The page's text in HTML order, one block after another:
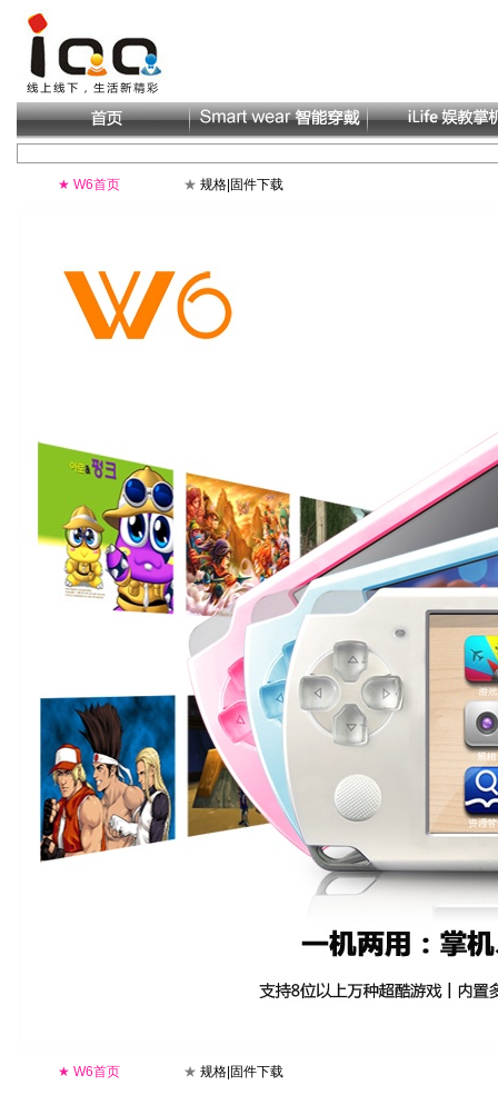
★ W6首页 ★ 规格|固件下载
★ W6首页 ★ 规格|固件下载